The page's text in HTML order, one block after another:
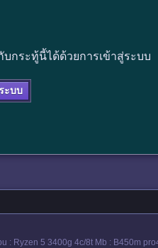
กระทู้นี้ได้ด้วยการเข้าสู่ระบบ
ะบบ
Ryzen 5 3400g 4c/8t Mb : B450m